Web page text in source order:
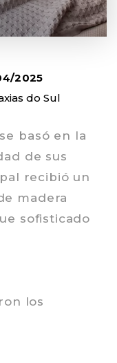
2025
do Sul
basó en la
de sus
recibió un
madera
sofisticado
los